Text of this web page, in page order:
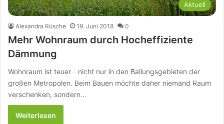
Aktuell
Alexandra Rüsche 19. Juni 2018 0
Mehr Wohnraum durch Hocheffiziente
Dämmung
Wohnraum ist teuer - nicht nur in den Ballungsgebieten der
großen Metropolen. Beim Bauen möchte daher niemand Raum
verschenken, sondern…
Weiterlesen